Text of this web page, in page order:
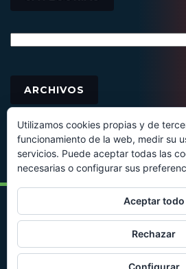
ARCHIVOS
© 2016 - Todos los derechos
Utilizamos cookies propias y de
funcionamiento de la web, medir su
servicios. Puede aceptar todas las
necesarias o configurar sus
Aceptar todo
Rechazar
Configurar